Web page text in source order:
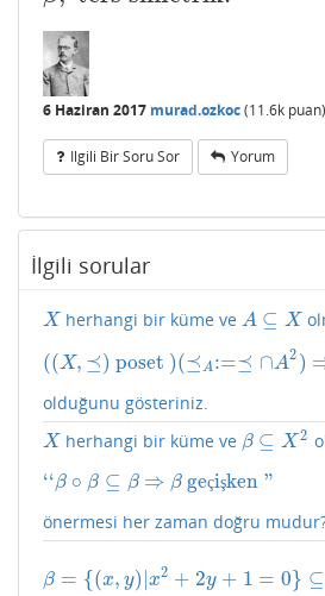
6 Haziran 2017 murad.ozkoc(11.6k puan)
Ilgili Bir Soru Sor Yorum
İlgili sorular
X
X herhangi bir küme ve A ⊆ X
A⊆X
((X, ⪯) poset )(⪯A:=⪯ ∩A2 )
(( X,⪯)poset)( ⪯A:=⪯ ∩A2)⇒ (A
olduğunu gösteriniz.
X
X herhangi bir küme ve β ⊆ X 2
β⊆X 2
‘‘β ∘ β ⊆ β ⇒ β geçişken "
‘‘β∘ β⊆ β⇒βgeçişken"
önermesi her zaman doğru
β = {(x, y)|x2 + 2y + 1 = 0} ⊆
β={(x y)| x2+2y+1= 0 ⊆Z2